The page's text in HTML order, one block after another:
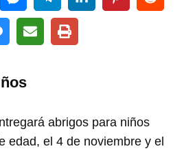
abrigos para niños
edad, el 4 de noviembre y el